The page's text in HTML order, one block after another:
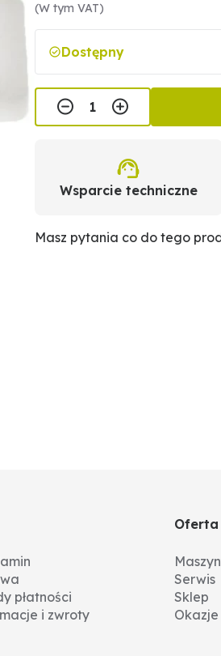
(W tym VAT)
Dostępny
Wsparcie techniczne
Masz pytania co do tego
płatności
i zwroty
Oferta
Serwis
Sklep
Okazje